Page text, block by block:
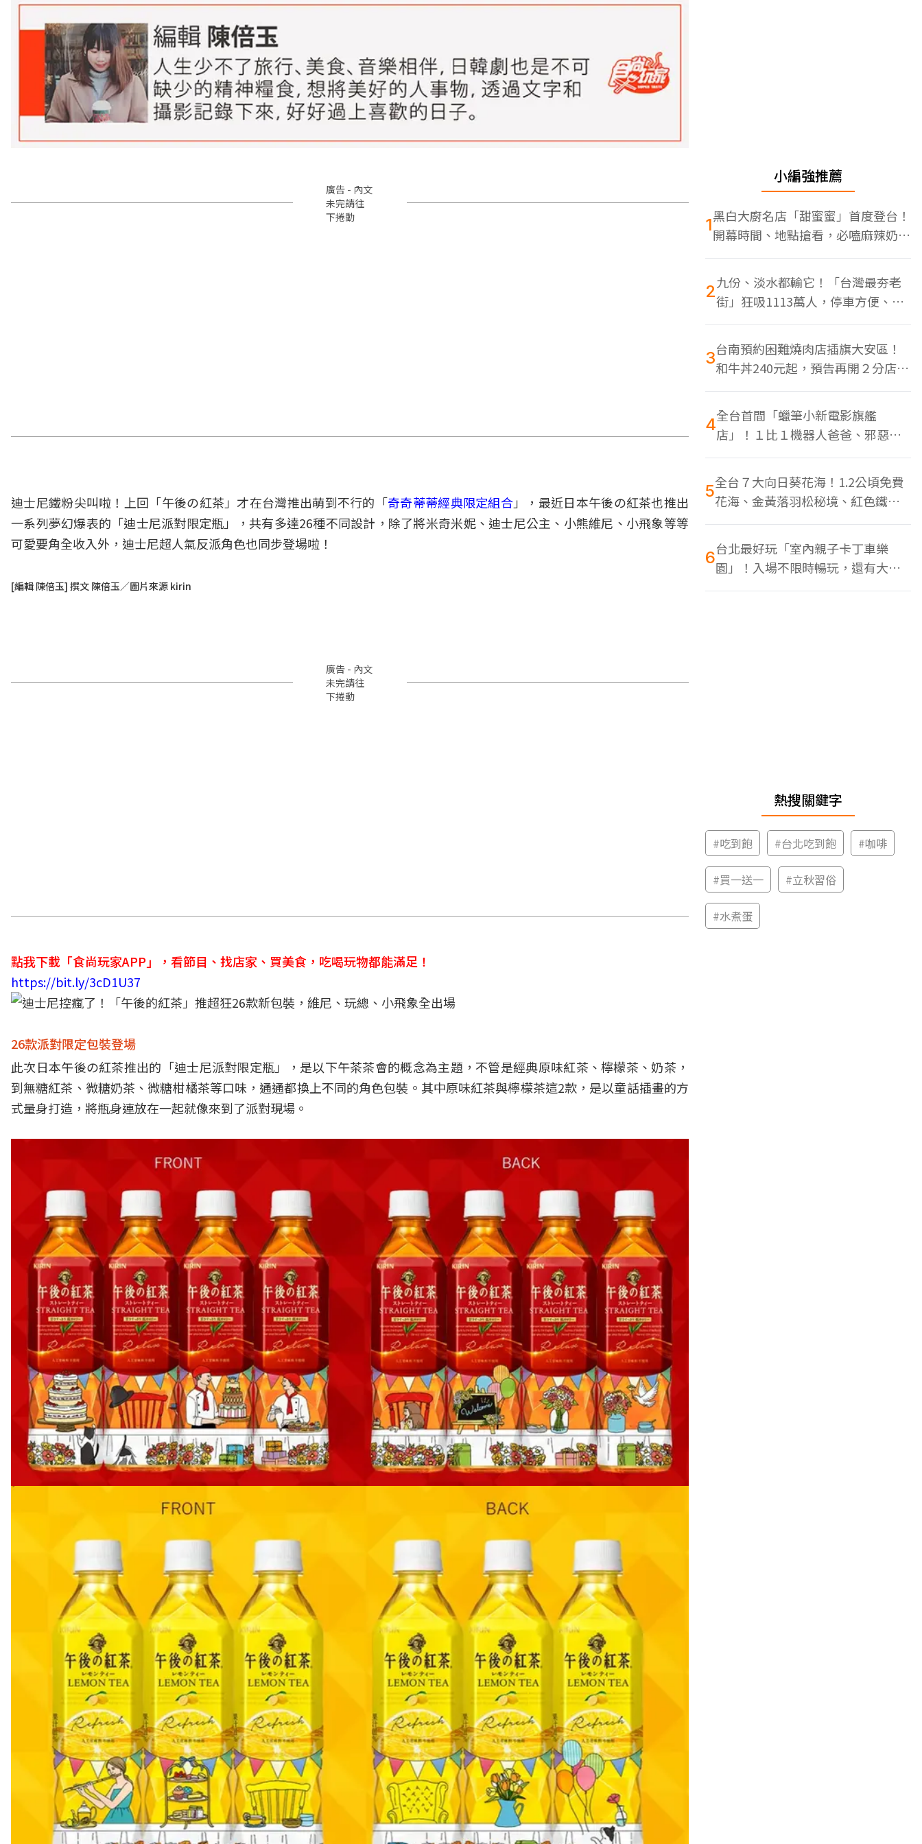
廣告 - 內文
未完請往
下捲動
迪士尼鐵粉尖叫啦！上回「午後の紅茶」才在台灣推出萌到不行的「奇奇蒂蒂經典限定組合」，最近日本午後の紅茶也推出
一系列夢幻爆表的「迪士尼派對限定瓶」，共有多達26種不同設計，除了將米奇米妮、迪士尼公主、小熊維尼、小飛象等等
可愛要角全收入外，迪士尼超人氣反派角色也同步登場啦！
[編輯 陳倍玉] 撰文 陳倍玉／圖片來源 kirin
廣告 - 內文
未完請往
下捲動
點我下載「食尚玩家APP」，看節目、找店家、買美食，吃喝玩物都能滿足！
https://bit.ly/3cD1U37
26款派對限定包裝登場
此次日本午後の紅茶推出的「迪士尼派對限定瓶」，是以下午茶茶會的概念為主題，不管是經典原味紅茶、檸檬茶、奶茶，
到無糖紅茶、微糖奶茶、微糖柑橘茶等口味，通通都換上不同的角色包裝。其中原味紅茶與檸檬茶這2款，是以童話插畫的方
式量身打造，將瓶身連放在一起就像來到了派對現場。
小編強推薦
1黑白大廚名店「甜蜜蜜」首度登台！
開幕時間、地點搶看，必嗑麻辣奶油
蝦
2九份、淡水都輸它！「台灣最夯老
街」狂吸1113萬人，停車方便、特
色美食多
3台南預約困難燒肉店插旗大安區！
和牛丼240元起，預告再開２分店、
地點曝光
4全台首間「蠟筆小新電影旗艦
店」！１比１機器人爸爸、邪惡正
男，百款周邊買翻
5全台７大向日葵花海！1.2公頃免費
花海、金黃落羽松秘境、紅色鐵橋
同框
6台北最好玩「室內親子卡丁車樂
園」！入場不限時暢玩，還有大螢
幕Switch遊戲區
熱搜關鍵字
#吃到飽 #台北吃到飽 #咖啡
#買一送一 #立秋習俗
#水煮蛋